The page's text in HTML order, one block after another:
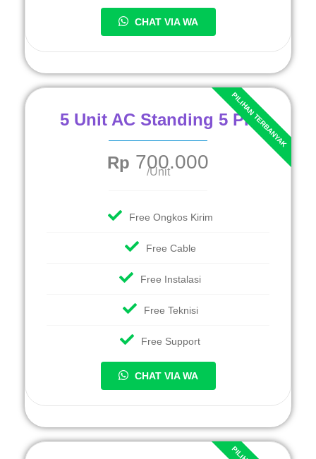
CHAT VIA WA
5 Unit AC Standing 5 PK
Rp 700.000
/Unit
Free Ongkos Kirim
Free Cable
Free Instalasi
Free Teknisi
Free Support
CHAT VIA WA